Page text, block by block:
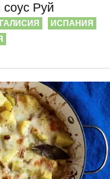
Руй
ГАЛИСИЯ
ИСПАНИЯ